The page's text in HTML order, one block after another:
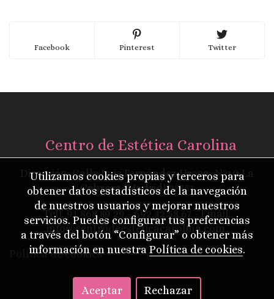
Facebook Pinterest Twitter
Centro de Estética Carolina
Dirección: Calle Luis Fernández Urosa, Nº10 La
Cabrera (Madrid) 28751
Telf.91 868 89 29- 692 42 58 67 - Email:
info@centrodeesteticacarolina.com
Política de cookies
Utilizamos cookies propias y terceros para
obtener datos estadísticos de la navegación
de nuestros usuarios y mejorar nuestros
servicios. Puedes configurar tus preferencias
a través del botón “Configurar” o obtener más
información en nuestra Política de cookies.
Aceptar Rechazar